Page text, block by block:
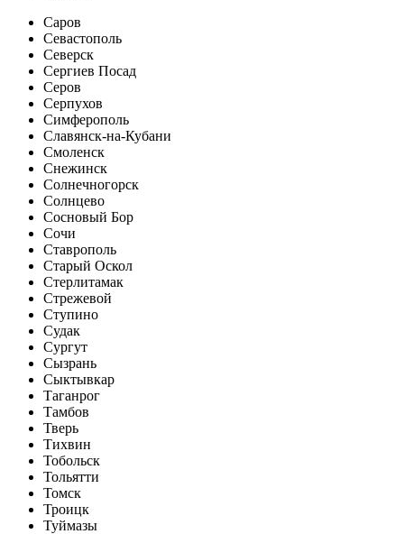
Саров
Севастополь
Северск
Сергиев Посад
Серов
Серпухов
Симферополь
Славянск-на-Кубани
Смоленск
Снежинск
Солнечногорск
Солнцево
Сосновый Бор
Сочи
Ставрополь
Старый Оскол
Стерлитамак
Стрежевой
Ступино
Судак
Сургут
Сызрань
Сыктывкар
Таганрог
Тамбов
Тверь
Тихвин
Тобольск
Тольятти
Томск
Троицк
Туймазы